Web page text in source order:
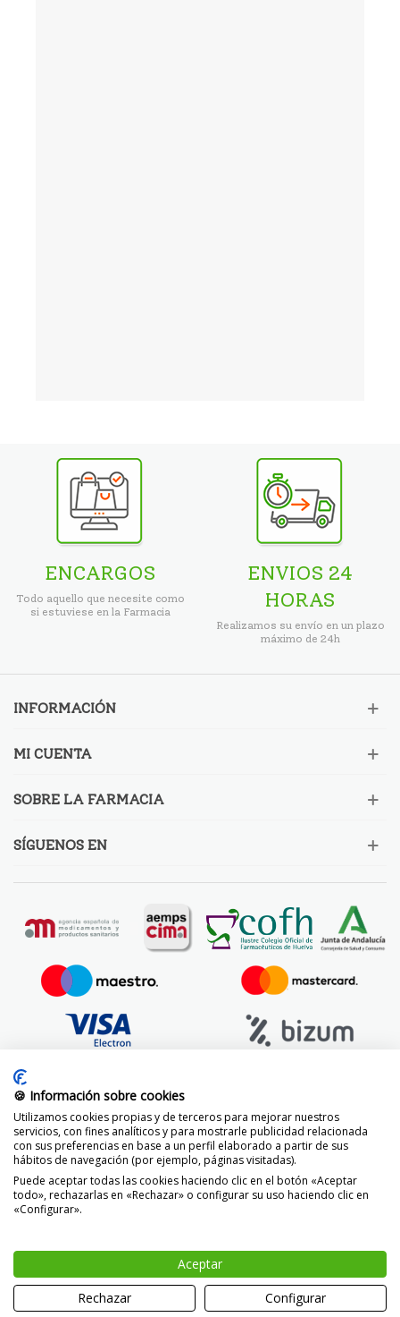
ENCARGOS
Todo aquello que necesite como
si estuviese en la Farmacia
ENVIOS 24
HORAS
Realizamos su envío en un plazo
máximo de 24h
INFORMACIÓN
MI CUENTA
SOBRE LA FARMACIA
SÍGUENOS EN
© 2014 -2026 FarmaciaVizcaíno.com
🍪 Información sobre cookies
Utilizamos cookies propias y de terceros para mejorar nuestros
servicios, con fines analíticos y para mostrarle publicidad relacionada
con sus preferencias en base a un perfil elaborado a partir de sus
hábitos de navegación (por ejemplo, páginas visitadas).
Puede aceptar todas las cookies haciendo clic en el botón «Aceptar
todo», rechazarlas en «Rechazar» o configurar su uso haciendo clic en
«Configurar».
Aceptar
Rechazar
Configurar